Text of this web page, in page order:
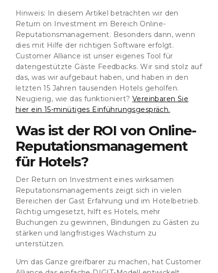
Hinweis: In diesem Artikel betrachten wir den
Return on Investment im Bereich Online-
Reputationsmanagement. Besonders dann, wenn
dies mit Hilfe der richtigen Software erfolgt.
Customer Alliance ist unser eigenes Tool für
datengestützte Gäste Feedbacks. Wir sind stolz auf
das, was wir aufgebaut haben, und haben in den
letzten 15 Jahren tausenden Hotels geholfen.
Neugierig, wie das funktioniert? Vereinbaren Sie
hier ein 15-minütiges Einführungsgespräch.
Was ist der ROI von Online-
Reputationsmanagement
für Hotels?
Der Return on Investment eines wirksamen
Reputationsmanagements zeigt sich in vielen
Bereichen der Gast Erfahrung und im Hotelbetrieb.
Richtig umgesetzt, hilft es Hotels, mehr
Buchungen zu gewinnen, Bindungen zu Gästen zu
stärken und langfristiges Wachstum zu
unterstützen.
Um das Ganze greifbarer zu machen, hat Customer